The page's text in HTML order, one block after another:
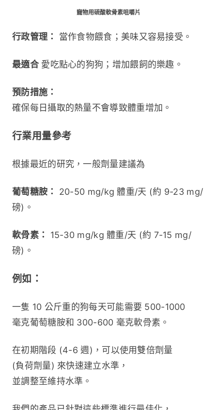
寵物用硫酸軟骨素咀嚼片
行政管理： 當作食物餵食；美味又容易接受。
最適合 愛吃點心的狗狗；增加餵飼的樂趣。
預防措施：
確保每日攝取的熱量不會導致體重增加。
行業用量參考
根據最近的研究，一般劑量建議為
葡萄糖胺：
20-50 mg/kg 體重/天 (約 9-23 mg/
磅)。
軟骨素：
15-30 mg/kg 體重/天 (約 7-15 mg/
磅)。
例如：
一隻 10 公斤重的狗每天可能需要 500-1000
毫克葡萄糖胺和 300-600 毫克軟骨素。
在初期階段 (4-6 週)，可以使用雙倍劑量
(負荷劑量) 來快速建立水準，
並調整至維持水準。